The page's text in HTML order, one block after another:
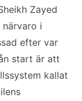
Zayed
närvaro i
efter var
start är att
kallat